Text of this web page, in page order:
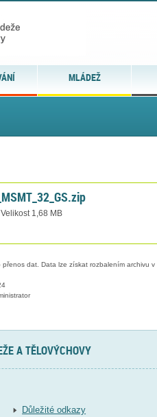
MLÁDEŽ
1,68 MB
dat. Data lze získat rozbalením archivu
A TĚLOVÝCHOVY
Důležité odkazy